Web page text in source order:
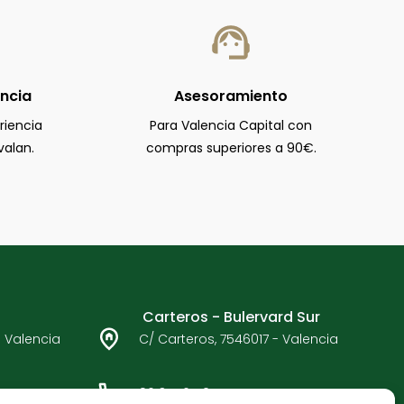
Asesoramiento
Para Valencia Capital con
compras superiores a 90€.
Valencia
Carteros - Bulervard Sur
C/ Carteros, 7546017 - Valencia
96 377 65 05